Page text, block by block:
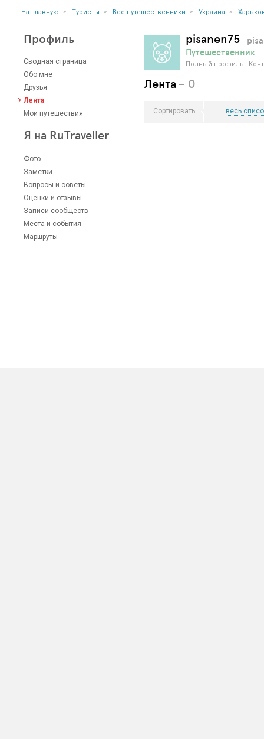
На главную » Туристы » Все путешественники » Украина »
Профиль
Сводная страница
Обо мне
Друзья
Лента
Мои путешествия
Я на RuTraveller
Фото
Заметки
Вопросы и советы
Оценки и отзывы
Записи сообществ
Места и события
Маршруты
pisanen75
Путешественник
Полный профиль
Лента– 0
Сортировать весь